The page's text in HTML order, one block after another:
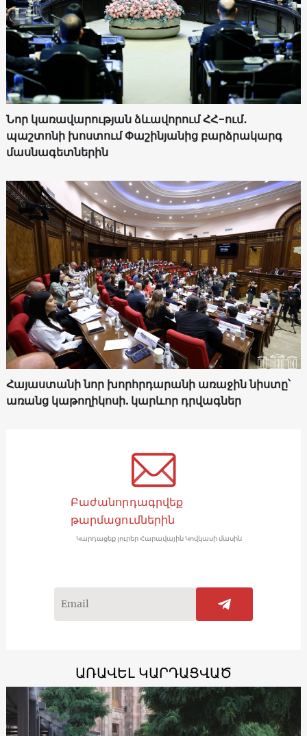
Նոր կառավարության ձևավորում ՀՀ-ում․
պաշտոնի խոստում Փաշինյանից բարձրակարգ
մասնագետներին
Հայաստանի նոր խորհրդարանի առաջին նիստը՝
առանց կաթողիկոսի. կարևոր դրվագներ
Բաժանորդագրվեք
թարմացումներին
Կարդացեք լուրեր Հարավային Կովկասի մասին
ԱՌԱՎԵԼ ԿԱՐԴԱՑՎԱԾ